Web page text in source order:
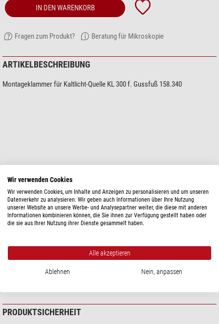
IN DEN WARENKORB
Fragen zum Produkt? Beratung für Mikroskopie
ARTIKELBESCHREIBUNG
Montageklammer für Kaltlicht-Quelle KL 300 f. Gussfuß 158.340
Mehr anzeigen...
TECHNISCHE DATEN
Serie
KL-300
PRODUKTSICHERHEIT
Wir verwenden Cookies
Wir verwenden Cookies, um Inhalte und Anzeigen zu personalisieren und um unseren
Datenverkehr zu analysieren. Wir geben auch Informationen über Ihre Nutzung
unserer Website an unsere Werbe- und Analysepartner weiter, die diese mit anderen
Informationen kombinieren können, die Sie ihnen zur Verfügung gestellt haben oder
die sie aus Ihrer Nutzung ihrer Dienste gesammelt haben.
Alle akzeptieren
Ablehnen Nein, anpassen